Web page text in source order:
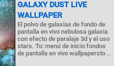
GALAXY DUST LIVE
WALLPAPER
El polvo de galaxias de fondo de
pantalla en vivo nebulosa galaxia
con efecto de paralaje 3d y el uso
stars. To: menú de inicio fondos
de pantalla en vivo wallpapersto ..